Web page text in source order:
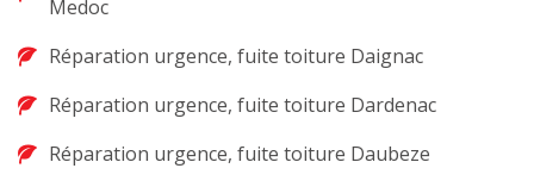
Medoc
Réparation urgence, fuite toiture Daignac
Réparation urgence, fuite toiture Dardenac
Réparation urgence, fuite toiture Daubeze